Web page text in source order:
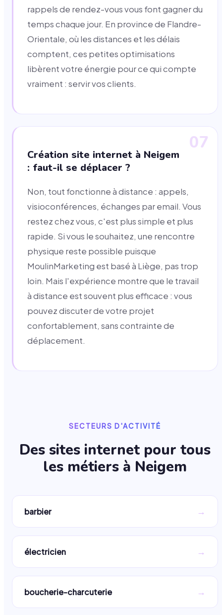
rappels de rendez-vous vous font gagner du
temps chaque jour. En province de Flandre-
Orientale, où les distances et les délais
comptent, ces petites optimisations
libèrent votre énergie pour ce qui compte
vraiment : servir vos clients.
07
Création site internet à Neigem
: faut-il se déplacer ?
Non, tout fonctionne à distance : appels,
visioconférences, échanges par email. Vous
restez chez vous, c'est plus simple et plus
rapide. Si vous le souhaitez, une rencontre
physique reste possible puisque
MoulinMarketing est basé à Liège, pas trop
loin. Mais l'expérience montre que le travail
à distance est souvent plus efficace : vous
pouvez discuter de votre projet
confortablement, sans contrainte de
déplacement.
SECTEURS D'ACTIVITÉ
Des sites internet pour tous
les métiers à Neigem
barbier →
électricien →
boucherie-charcuterie →